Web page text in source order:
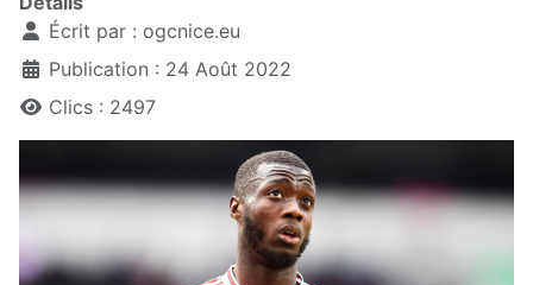
Écrit par : ogcnice.eu
Publication : 24 Août 2022
Clics : 2497